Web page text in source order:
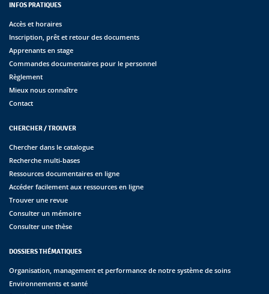
INFOS PRATIQUES
Accès et horaires
Inscription, prêt et retour des documents
Apprenants en stage
Commandes documentaires pour le personnel
Règlement
Mieux nous connaître
Contact
CHERCHER / TROUVER
Chercher dans le catalogue
Recherche multi-bases
Ressources documentaires en ligne
Accéder facilement aux ressources en ligne
Trouver une revue
Consulter un mémoire
Consulter une thèse
DOSSIERS THÉMATIQUES
Organisation, management et performance de notre système de soins
Environnements et santé